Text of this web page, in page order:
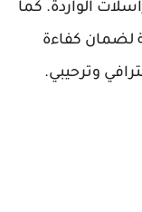
الواردة. كما
لضمان كفاءة
وترحيبي.